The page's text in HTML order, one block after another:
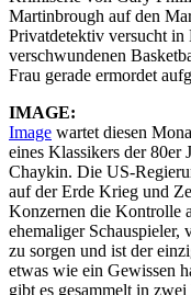
Martinbrough auf den
Privatdetektiv versucht in
verschwundenen
Frau gerade ermordet
IMAGE:
Image wartet diesen
eines Klassikers der 80er
Chaykin. Die US-
auf der Erde Krieg und
Konzernen die Kontrolle
ehemaliger Schauspieler,
zu sorgen und ist der
etwas wie ein Gewissen
gibt es gesammelt in